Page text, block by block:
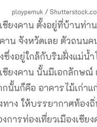
ploypemuk /
ชียงคาน ตั้งอยู่ที่บ้านท่า
คาน จังหวัดเลย ตัวถนน
ซึ่งอยู่ใกล้กับริมฝั่งแม่น้ำ
ชียงคาน นั้นมีเอกลักษณ์
นั้นก็คือ อาคารไม้เก่าแ
ทาง ให้บรรยากาศท้อง
การท่องเที่ยวเมืองเชีย